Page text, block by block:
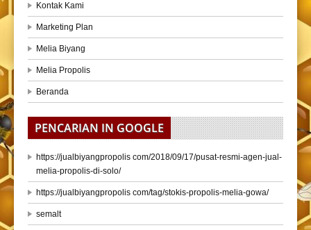
Kontak Kami
Marketing Plan
Melia Biyang
Melia Propolis
Beranda
PENCARIAN IN GOOGLE
https://jualbiyangpropolis com/2018/09/17/pusat-resmi-agen-jual-
melia-propolis-di-solo/
https://jualbiyangpropolis com/tag/stokis-propolis-melia-gowa/
semalt